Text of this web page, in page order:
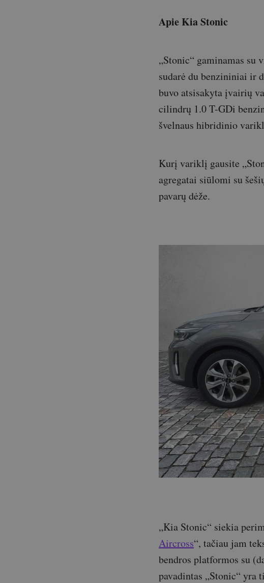
Apie Kia Stonic
„Stonic“ gaminamas
sudarė du benzininiai ir
buvo atsisakyta įvairių
cilindrų 1.0 T-GDi
švelnaus hibridinio
Kurį variklį gausite
agregatai siūlomi su
pavarų dėže.
„Kia Stonic“ siekia
Aircross“, tačiau jam
bendros platformos su
pavadintas „Stonic“